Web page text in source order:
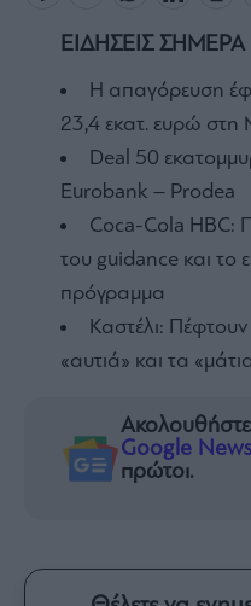
ΕΙΔΗΣΕΙΣ ΣΗΜΕΡΑ
Η απαγόρευση
23,4 εκατ. ευρώ στη
Deal 50
Eurobank – Prodea
Coca-Cola HBC:
του guidance και το
πρόγραμμα
Καστέλι:
«αυτιά» και τα
Google News
πρώτοι.